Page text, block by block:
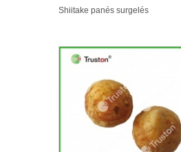
Shiitake panés surgelés